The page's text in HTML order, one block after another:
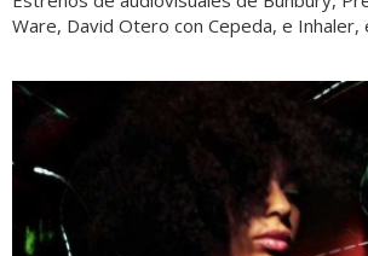
Ware, David Otero con Cepeda, e